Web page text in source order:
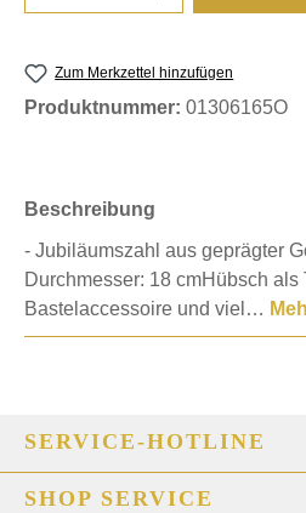
Zum Merkzettel hinzufügen
Produktnummer: 01306165O
Beschreibung
- Jubiläumszahl aus geprägter
Durchmesser: 18 cmHübsch als
Bastelaccessoire und viel…
SERVICE-HOTLINE
SHOP SERVICE